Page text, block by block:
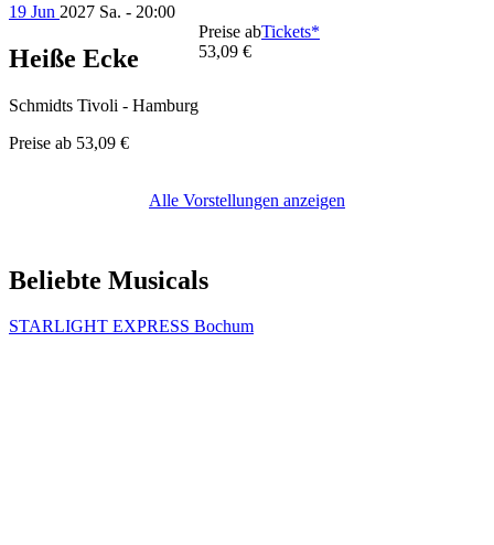
19 Jun 2027 Sa. - 20:00
Heiße Ecke
Schmidts Tivoli - Hamburg
Preise ab 53,09 €
Preise ab
53,09 €
Tickets*
Alle Vorstellungen anzeigen
Beliebte Musicals
STARLIGHT EXPRESS Bochum